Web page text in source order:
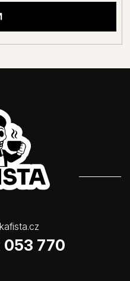
kafista.cz
770